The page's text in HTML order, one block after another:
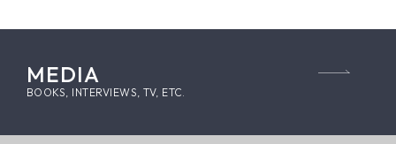
MEDIA
BOOKS, INTERVIEWS, TV, ETC.